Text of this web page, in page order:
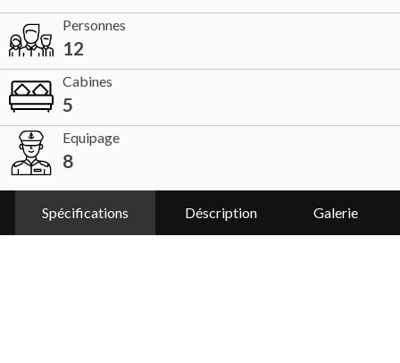
Personnes
12
Cabines
5
Equipage
8
Spécifications Déscription Galerie